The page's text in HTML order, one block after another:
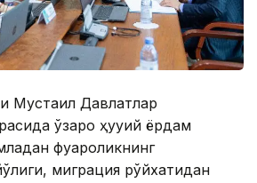
Мустақил Давлатлар
ўзаро ҳуқуқий ёрдам
фуқароликнинг
миграция рўйхатидан